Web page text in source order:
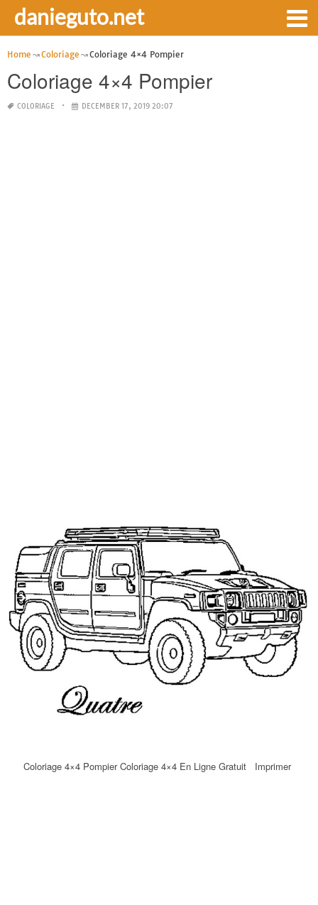
danieguto.net
Home Coloriage Coloriage 4×4 Pompier
Coloriage 4×4 Pompier
COLORIAGE DECEMBER 17, 2019 20:07
Coloriage 4×4 Pompier Coloriage 4×4 En Ligne Gratuit Imprimer